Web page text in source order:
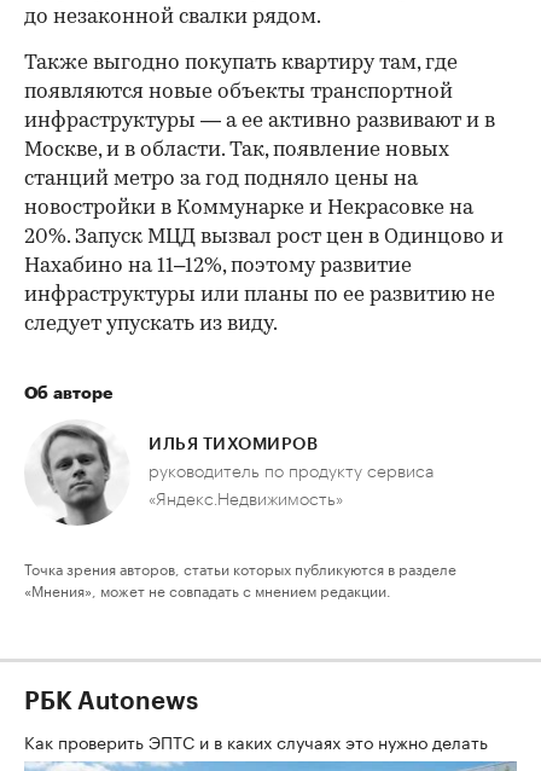
до незаконной свалки рядом.
Также выгодно покупать квартиру там, где
появляются новые объекты транспортной
инфраструктуры — а ее активно развивают и в
Москве, и в области. Так, появление новых
станций метро за год подняло цены на
новостройки в Коммунарке и Некрасовке на
20%. Запуск МЦД вызвал рост цен в Одинцово и
Нахабино на 11–12%, поэтому развитие
инфраструктуры или планы по ее развитию не
следует упускать из виду.
Об авторе
ИЛЬЯ ТИХОМИРОВ
руководитель по продукту сервиса
«Яндекс.Недвижимость»
Точка зрения авторов, статьи которых публикуются в разделе
«Мнения», может не совпадать с мнением редакции.
РБК Autonews
Как проверить ЭПТС и в каких случаях это нужно делать